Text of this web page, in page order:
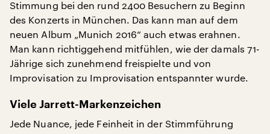
Stimmung bei den rund 2400 Besuchern zu Beginn
des Konzerts in München. Das kann man auf dem
neuen Album „Munich 2016“ auch etwas erahnen.
Man kann richtiggehend mitfühlen, wie der damals 71-
Jährige sich zunehmend freispielte und von
Improvisation zu Improvisation entspannter wurde.
Viele Jarrett-Markenzeichen
Jede Nuance, jede Feinheit in der Stimmführung